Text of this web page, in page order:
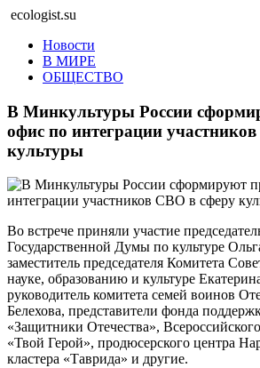
ecologist.su
Новости
В МИРЕ
ОБЩЕСТВО
В Минкультуры России
офис по интеграции
культуры
Во встрече приняли участие
Государственной Думы по культуре
заместитель председателя Комитета
науке, образованию и культуре
руководитель комитета семей воинов
Белехова, представители фонда
«Защитники Отечества»,
«Твой Герой», продюсерского центра
кластера «Таврида» и другие.